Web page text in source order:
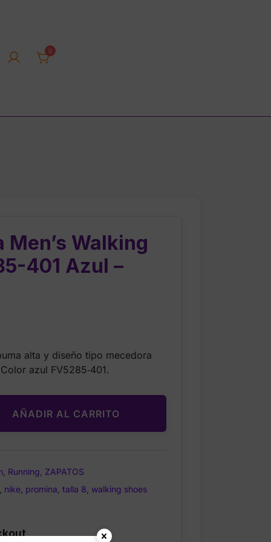
0
Men’s Walking
401 Azul –
alta y diseño tipo mecedora
azul FV5285‑401.
AÑADIR AL CARRITO
Running ZAPATOS
nike promina talla 8 walking shoes